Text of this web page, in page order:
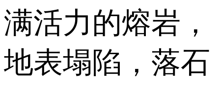
满活力的熔岩，
地表塌陷，落石